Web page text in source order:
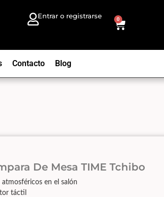
Entrar o registrarse 0
Contacto Blog
De Mesa TIME Tchibo
atmosféricos en el salón
táctil